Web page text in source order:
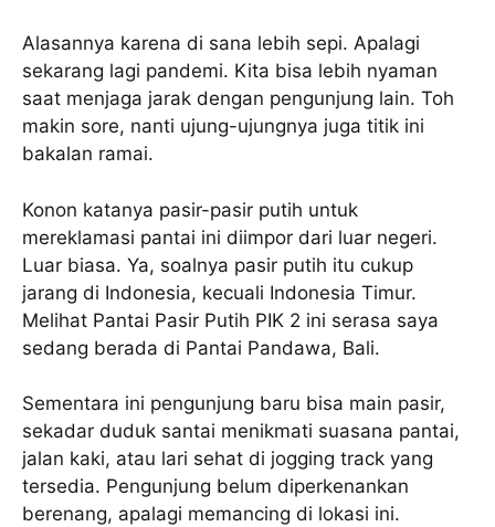
Alasannya karena di sana lebih sepi. Apalagi
sekarang lagi pandemi. Kita bisa lebih nyaman
saat menjaga jarak dengan pengunjung lain. Toh
makin sore, nanti ujung-ujungnya juga titik ini
bakalan ramai.
Konon katanya pasir-pasir putih untuk
mereklamasi pantai ini diimpor dari luar negeri.
Luar biasa. Ya, soalnya pasir putih itu cukup
jarang di Indonesia, kecuali Indonesia Timur.
Melihat Pantai Pasir Putih PIK 2 ini serasa saya
sedang berada di Pantai Pandawa, Bali.
Sementara ini pengunjung baru bisa main pasir,
sekadar duduk santai menikmati suasana pantai,
jalan kaki, atau lari sehat di jogging track yang
tersedia. Pengunjung belum diperkenankan
berenang, apalagi memancing di lokasi ini.